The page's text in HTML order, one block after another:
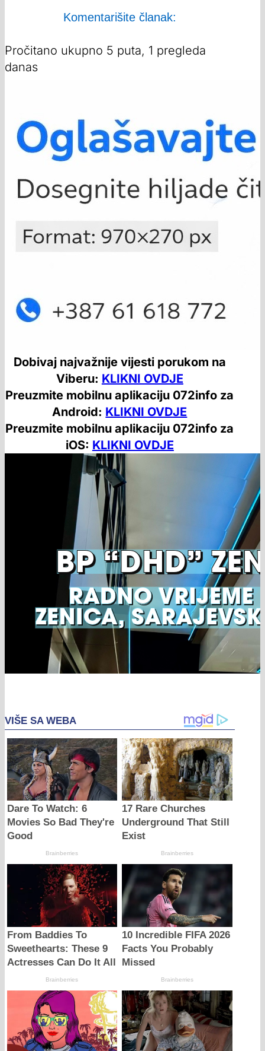
Komentarišite članak:
Pročitano ukupno 5 puta, 1 pregleda
danas
Dobivaj najvažnije vijesti porukom na
Viberu: KLIKNI OVDJE
Preuzmite mobilnu aplikaciju 072info za
Android: KLIKNI OVDJE
Preuzmite mobilnu aplikaciju 072info za
iOS: KLIKNI OVDJE